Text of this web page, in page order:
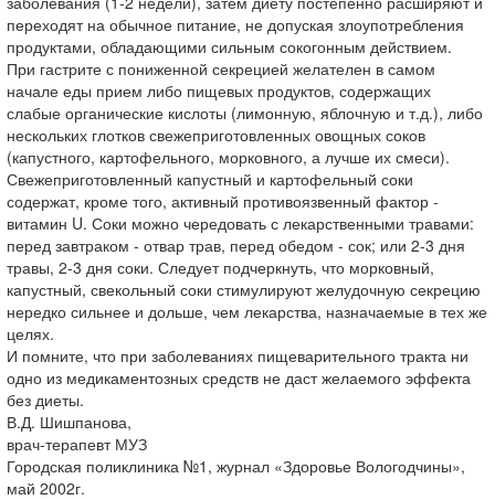
переходят на обычное питание, не допуская злоупотребления
продуктами, обладающими сильным сокогонным действием.
При гастрите с пониженной секрецией желателен в самом
начале еды прием либо пищевых продуктов, содержащих
слабые органические кислоты (лимонную, яблочную и т.д.), либо
нескольких глотков свежеприготовленных овощных соков
(капустного, картофельного, морковного, а лучше их смеси).
Свежеприготовленный капустный и картофельный соки
содержат, кроме того, активный противоязвенный фактор -
витамин U. Соки можно чередовать с лекарственными травами:
перед завтраком - отвар трав, перед обедом - сок; или 2-3 дня
травы, 2-3 дня соки. Следует подчеркнуть, что морковный,
капустный, свекольный соки стимулируют желудочную секрецию
нередко сильнее и дольше, чем лекарства, назначаемые в тех же
целях.
И помните, что при заболеваниях пищеварительного тракта ни
одно из медикаментозных средств не даст желаемого эффекта
без диеты.
В.Д. Шишпанова,
врач-терапевт МУЗ
Городская поликлиника №1, журнал «Здоровье Вологодчины»,
май 2002г.